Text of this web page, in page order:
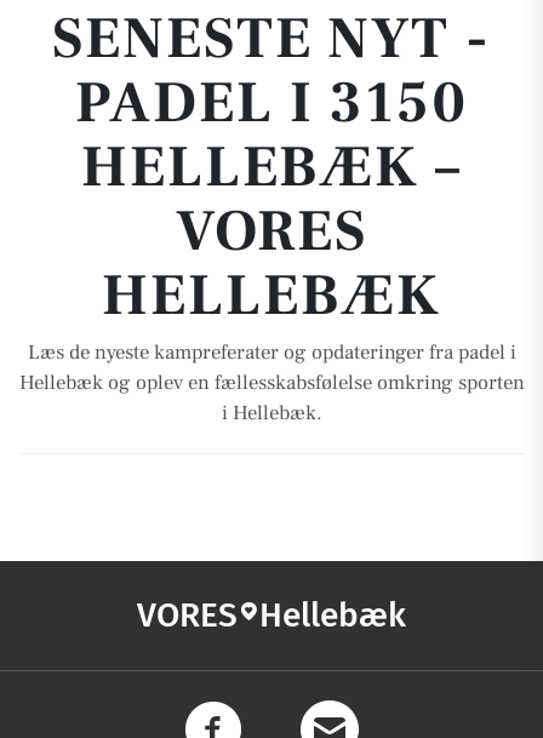
SENESTE NYT -
PADEL I 3150
HELLEBÆK –
VORES
HELLEBÆK
Læs de nyeste kampreferater og opdateringer fra padel i
Hellebæk og oplev en fællesskabsfølelse omkring sporten
i Hellebæk.
VORES Hellebæk